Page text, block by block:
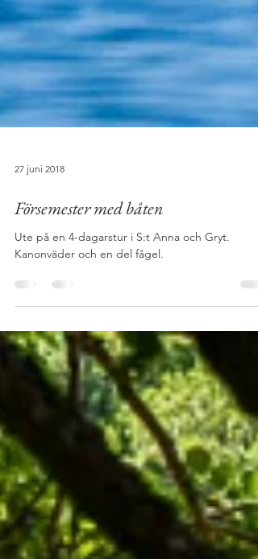
27 juni 2018
Försemester med båten
Kanonväder och en del fågel.